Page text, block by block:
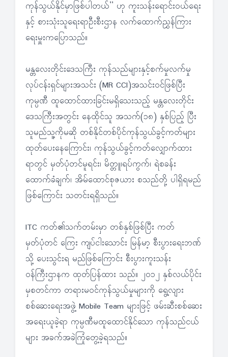
ကုန်သွယ်နိုင်မှာဖြစ်ပါတယ်’’ ဟု ကူးသန်းရောင်းဝယ်ရေး
နှင့် စားသုံးသူရေးရာဦးစီးဌာန လက်ထောက်ညွှန်ကြား
ရေးမှူးကပြောသည်။
မန္တလေးတိုင်းဒေသကြီး ကုန်သည်များနှင့်စက်မှုလက်မှု
လုပ်ငန်းရှင်များအသင်း (MR CCI)အသင်းဝင်ဖြစ်ပြီး
ကုမ္ပဏီ ထူထောင်ထားခြင်းမရှိသေးသည့် မန္တလေးတိုင်း
ဒေသကြီးအတွင်း နေထိုင်သူ အသက်(၁၈) နှစ်ပြည့် ပြီး
သူမည်သူ့ကိုမဆို တစ်နိုင်တစ်ပိုင်ကုန်သွယ်ခွင့်ကတ်များ
ထုတ်ပေးနေကြောင်း၊ ကုန်သွယ်ခွင့်ကတ်လျှောက်ထား
ရာတွင် မှတ်ပုံတင်မူရင်း၊ မိတ္တူ၊ရပ်ကွက်၊ ရဲစခန်း
ထောက်ခံချက်၊ အိမ်ထောင်စုဇယား စသည်တို့ ပါရှိရမည်
ဖြစ်ကြောင်း သတင်းရရှိသည်။
ITC ကတ်၏သက်တမ်းမှာ တစ်နှစ်ဖြစ်ပြီး ကတ်
မှတ်ပုံတင် ကြေး ကျပ်ငါးသောင်း မြန်မာ့ စီးပွားရေးဘဏ်
သို့ ပေးသွင်းရ မည်ဖြစ်ကြောင်း စီးပွားကူးသန်း
ဝန်ကြီးဌာနက ထုတ်ပြန်ထား သည်။ ၂၀၁၂ နှစ်လယ်ပိုင်း
မှစတင်ကာ တရားမဝင်ကုန်သွယ်မှုများကို ရွေ့လျား
စစ်ဆေးရေးအဖွဲ့ Mobile Team များဖြင့် ဖမ်းဆီးစစ်ဆေး
အရေးယူခဲ့ရာ ကုမ္ပဏီမထူထောင်နိုင်သော ကုန်သည်ငယ်
များ အခက်အခဲကြုံတွေ့ခဲ့ရသည်။